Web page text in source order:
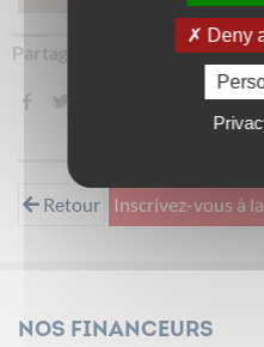
Retour Inscrivez-vous à
Partager sur :
Nos financeurs
Deny